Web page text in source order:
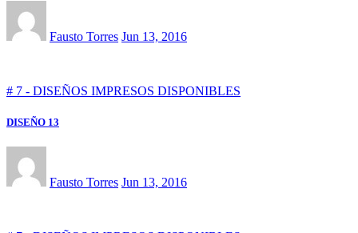
Fausto Torres Jun 13, 2016
# 7 - DISEÑOS IMPRESOS DISPONIBLES
DISEÑO 13
Fausto Torres Jun 13, 2016